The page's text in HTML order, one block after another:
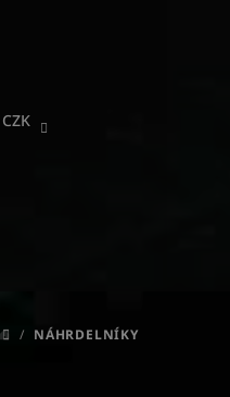
CZK
DOMŮ
/ NÁHRDELNÍKY